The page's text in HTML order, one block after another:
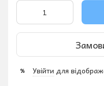
% Увійти для